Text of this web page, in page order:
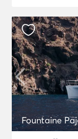
Fountaine